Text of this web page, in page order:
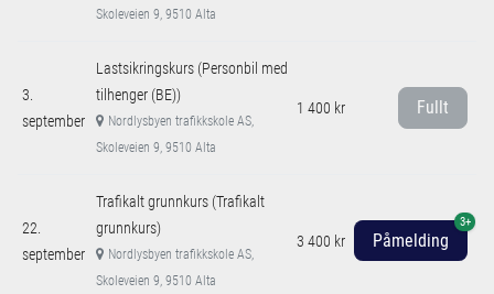
Skoleveien 9, 9510 Alta
3.
september
Lastsikringskurs (Personbil med
tilhenger (BE))
Nordlysbyen trafikkskole AS,
Skoleveien 9, 9510 Alta
1 400 kr Fullt
22.
september
Trafikalt grunnkurs (Trafikalt
grunnkurs)
Nordlysbyen trafikkskole AS,
Skoleveien 9, 9510 Alta
3 400 kr Påmelding
3+